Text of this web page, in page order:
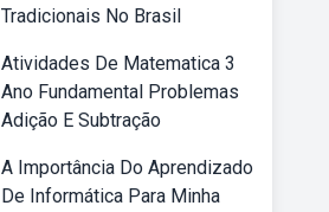
Tradicionais No Brasil
Atividades De Matematica 3
Ano Fundamental Problemas
Adição E Subtração
A Importância Do Aprendizado
De Informática Para Minha